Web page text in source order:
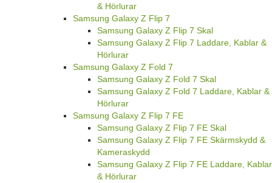
& Hörlurar
Samsung Galaxy Z Flip 7
Samsung Galaxy Z Flip 7 Skal
Samsung Galaxy Z Flip 7 Laddare, Kablar &
Hörlurar
Samsung Galaxy Z Fold 7
Samsung Galaxy Z Fold 7 Skal
Samsung Galaxy Z Fold 7 Laddare, Kablar &
Hörlurar
Samsung Galaxy Z Flip 7 FE
Samsung Galaxy Z Flip 7 FE Skal
Samsung Galaxy Z Flip 7 FE Skärmskydd &
Kameraskydd
Samsung Galaxy Z Flip 7 FE Laddare, Kablar
& Hörlurar